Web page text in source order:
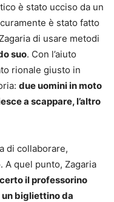
è stato ucciso da un
è stato fatto
di usare metodi
suo. Con l’aiuto
rionale giusto in
due uomini in moto
a scappare, l’altro
di collaborare,
quel punto, Zagaria
il professorino
bigliettino da